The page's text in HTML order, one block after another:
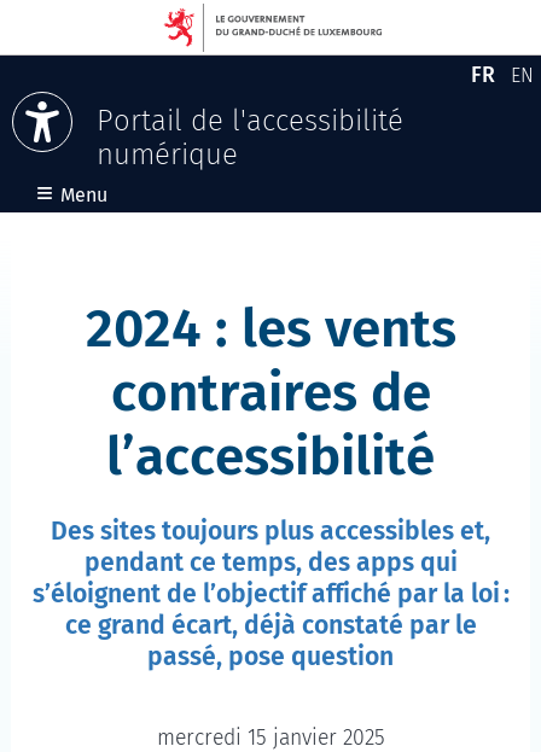
Portail de l'accessibilité
numérique
FR EN
≡ Menu
2024 : les vents
contraires de
l’accessibilité
Des sites toujours plus accessibles et,
pendant ce temps, des apps qui
s’éloignent de l’objectif affiché par la loi :
ce grand écart, déjà constaté par le
passé, pose question
mercredi 15 janvier 2025